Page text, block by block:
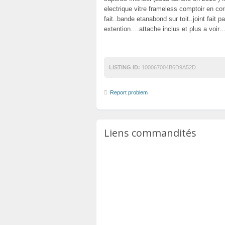
electrique vitre frameless comptoir en
fait..bande etanabond sur toit..joint fait
extention….attache inclus et plus a
LISTING ID: 100067004B6D9A52D
Report problem
Liens commandités